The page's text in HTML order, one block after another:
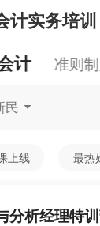
计实务培训
计 准则
民
上线 最热
分析经理特